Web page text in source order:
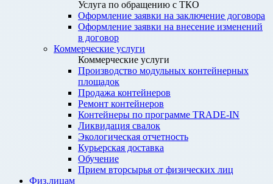
Услуга по обращению с ТКО
Оформление заявки на заключение договора
Оформление заявки на внесение изменений
в договор
Коммерческие услуги
Коммерческие услуги
Производство модульных контейнерных
площадок
Продажа контейнеров
Ремонт контейнеров
Контейнеры по программе TRADE-IN
Ликвидация свалок
Экологическая отчетность
Курьерская доставка
Обучение
Прием вторсырья от физических лиц
Физ.лицам